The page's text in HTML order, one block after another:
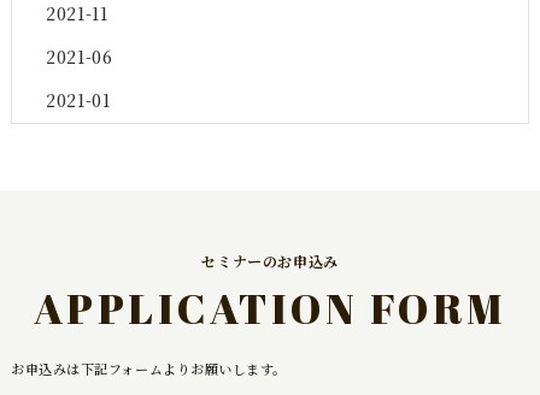
2021-11
2021-06
2021-01
セミナーのお申込み
APPLICATION FORM
お申込みは下記フォームよりお願いします。